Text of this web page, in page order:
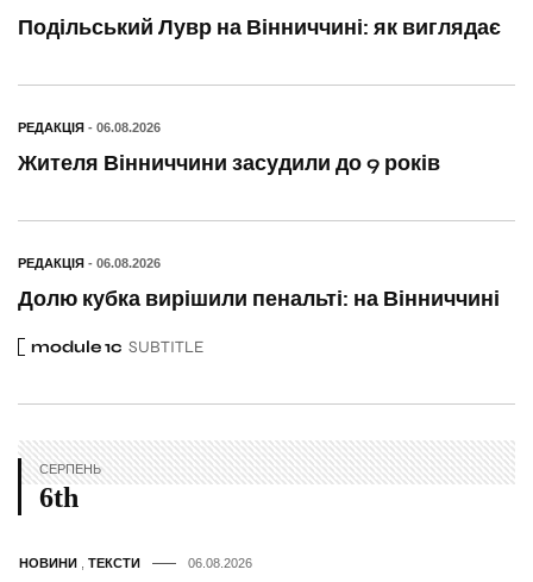
Подільський Лувр на Вінниччині: як виглядає
РЕДАКЦІЯ - 06.08.2026
Жителя Вінниччини засудили до 9 років
РЕДАКЦІЯ - 06.08.2026
Долю кубка вирішили пенальті: на Вінниччині
module 1c SUBTITLE
СЕРПЕНЬ
6th
НОВИНИ ТЕКСТИ 06.08.2026